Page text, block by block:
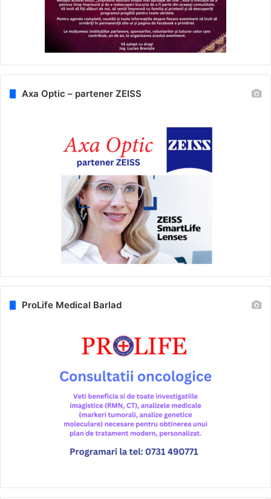
Axa Optic – partener ZEISS
ProLife Medical Barlad